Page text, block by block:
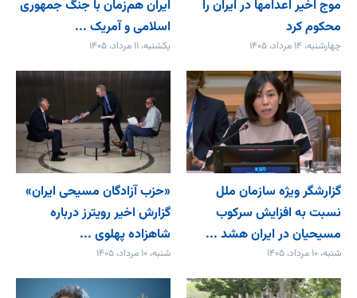
موج اخیر اعدامها در ایران را
محکوم کرد
چهارشنبه، ۱۴ مرداد، ۱۴۰۵
ایران هم‌زمان با جنگ جمهوری
اسلامی و آمریک ...
یکشنبه، ۱۱ مرداد، ۱۴۰۵
گزارشگر ویژه سازمان ملل
نسبت به افزایش سرکوب
مسیحیان در ایران هشد ...
شنبه، ۱۰ مرداد، ۱۴۰۵
«حزب آزادگان مسیحی ایران»
گزارش اخیر رویترز درباره
شاهزاده پهلوی ...
شنبه، ۱۰ مرداد، ۱۴۰۵